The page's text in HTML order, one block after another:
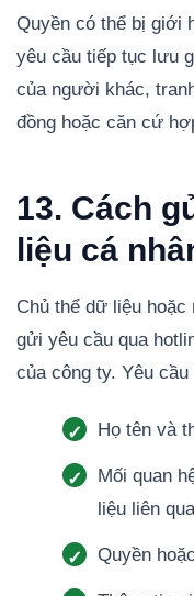
Quyền có thể bị giới
yêu cầu tiếp tục lưu
của người khác,
đồng hoặc căn cứ
13. Cách
liệu cá
Chủ thể dữ liệu
gửi yêu cầu qua
của công ty. Yêu cầu
Họ tên và
Mối quan
liệu liên
Quyền